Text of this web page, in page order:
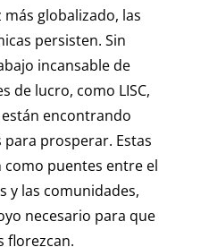
globalizado, las
persisten. Sin
incansable de
de lucro, como LISC,
encontrando
prosperar. Estas
puentes entre el
y las comunidades,
necesario para que
florezcan.